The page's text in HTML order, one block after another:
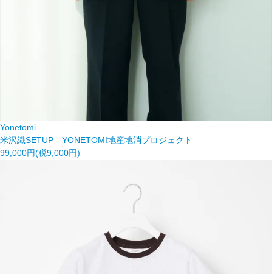
Yonetomi
米沢織SETUP＿YONETOMI地産地消プロジェクト
99,000円(税9,000円)